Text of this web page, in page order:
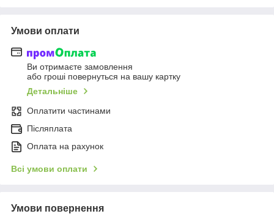
Умови оплати
Ви отримаєте замовлення
або гроші повернуться на вашу картку
Детальніше
Оплатити частинами
Післяплата
Оплата на рахунок
Всі умови оплати
Умови повернення